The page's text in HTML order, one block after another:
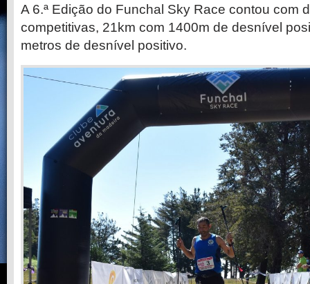
A 6.ª Edição do Funchal Sky Race contou com
competitivas, 21km com 1400m de desnível
metros de desnível positivo.